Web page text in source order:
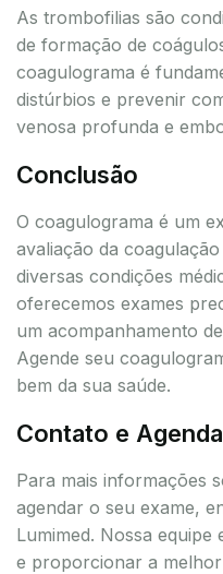
As trombofilias são
de formação de
coagulograma é
distúrbios e prevenir
venosa profunda e
Conclusão
O coagulograma é um
avaliação da
diversas condições
oferecemos exames
um acompanhamento
Agende seu
bem da sua saúde.
Contato e
Para mais informações
agendar o seu exame,
Lumimed. Nossa
e proporcionar a